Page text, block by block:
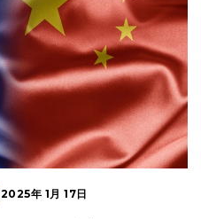
2025年 1月 17日